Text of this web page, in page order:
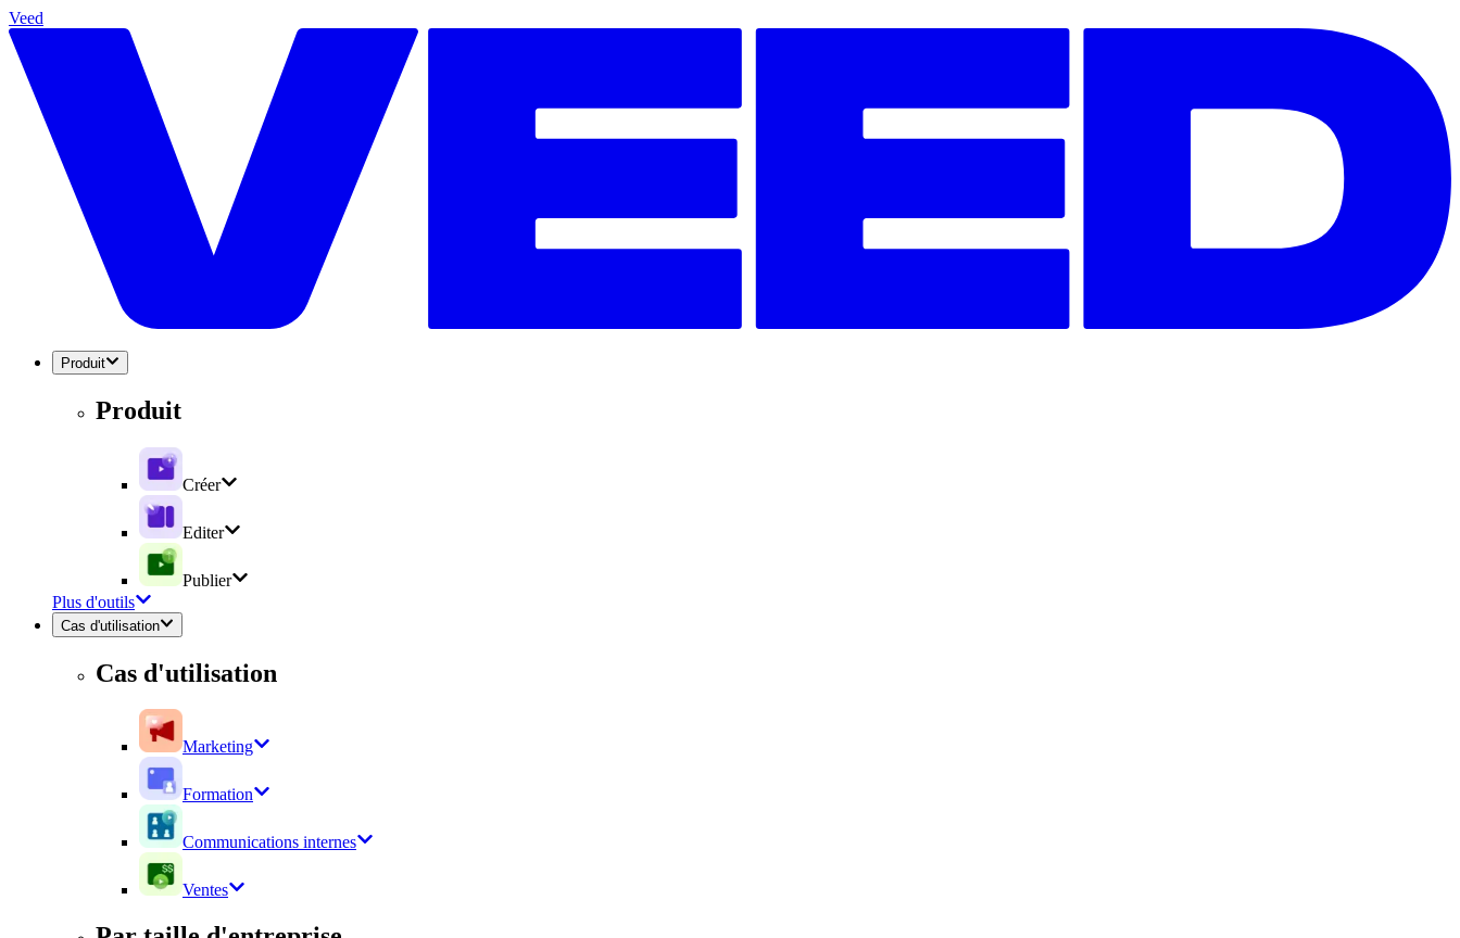
Veed
Produit
Produit
Créer
Editer
Publier
Plus d'outils
Cas d'utilisation
Cas d'utilisation
Marketing
Formation
Communications internes
Ventes